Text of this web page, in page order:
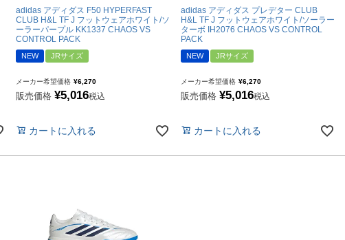
adidas アディダス F50 HYPERFAST
CLUB H&L TF J フットウェアホワイト/ソ
ーラーパープル KK1337 CHAOS VS
CONTROL PACK
NEW JRサイズ
メーカー希望価格 ¥6,270
販売価格 ¥5,016税込
カートに入れる
adidas アディダス プレデター CLUB
H&L TF J フットウェアホワイト/ソーラー
ターボ IH2076 CHAOS VS CONTROL
PACK
NEW JRサイズ
メーカー希望価格 ¥6,270
販売価格 ¥5,016税込
カートに入れる